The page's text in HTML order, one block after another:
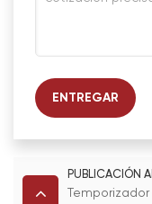
ENTREGAR
PUBLICACIÓN